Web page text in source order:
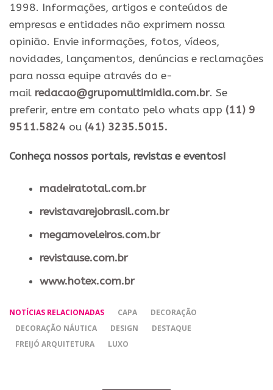
1998. Informações, artigos e conteúdos de
empresas e entidades não exprimem nossa
opinião. Envie informações, fotos, vídeos,
novidades, lançamentos, denúncias e reclamações
para nossa equipe através do e-
mail redacao@grupomultimidia.com.br. Se
preferir, entre em contato pelo whats app (11) 9
9511.5824 ou (41) 3235.5015.
​Conheça nossos ​portais, revistas e eventos​!
madeiratotal.com.br
revistavarejobrasil.com.br
megamoveleiros.com.br
revistause.com.br
www.hotex.com.br
NOTÍCIAS RELACIONADAS CAPA
DECORAÇÃO
DECORAÇÃO NÁUTICA
DESIGN
DESTAQUE
FREIJÓ ARQUITETURA
LUXO